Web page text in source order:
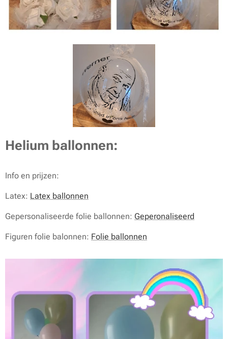
Helium ballonnen:
Info en prijzen:
Latex: Latex ballonnen
Gepersonaliseerde folie ballonnen: Geperonaliseerd
Figuren folie balonnen: Folie ballonnen